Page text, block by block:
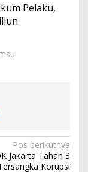
Pelaku,
Pos berikutnya
Jakarta Tahan 3
Korupsi